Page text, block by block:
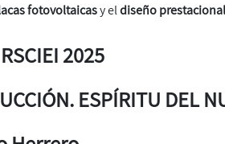
fotovoltaicasy eldiseño
2025
ESPÍRITU DEL